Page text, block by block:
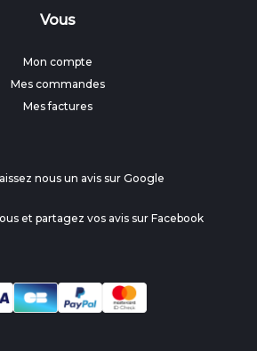
Vous
Mon compte
Mes commandes
Mes factures
nous un avis sur Google
et partagez vos avis sur Facebook